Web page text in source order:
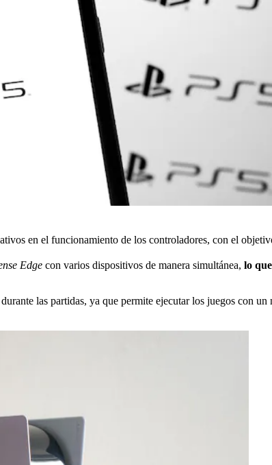
en el funcionamiento de los controladores, con el
Edge con varios dispositivos de manera simultánea, lo
las partidas, ya que permite ejecutar los juegos con un